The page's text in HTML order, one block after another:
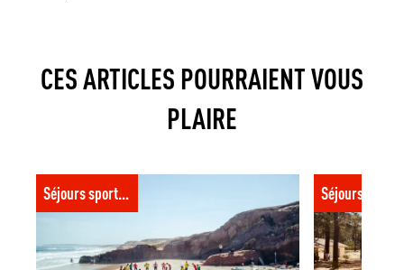
CES ARTICLES POURRAIENT VOUS
PLAIRE
Où surfer : 5 spots de surf à moins de 5h
de la France
Séjours sportifs Réouverture